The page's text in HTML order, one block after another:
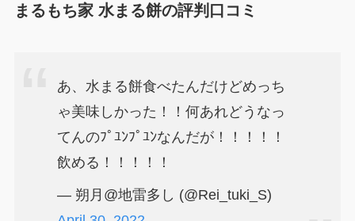
まるもち家 水まる餅の評判口コミ
あ、水まる餅食べたんだけどめっち
ゃ美味しかった！！何あれどうなっ
てんのﾌﾟﾕﾝﾌﾟﾕﾝなんだが！！！！！
飲める！！！！！
— 朔月@地雷多し (@Rei_tuki_S)